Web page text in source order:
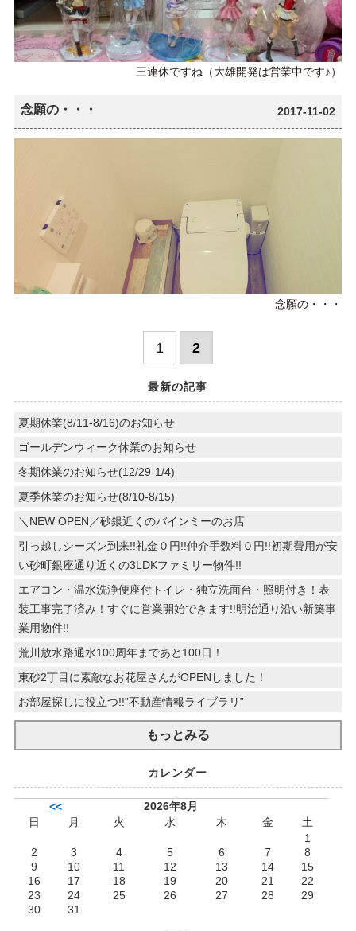
三連休ですね（大雄開発は営業中です♪）
念願の・・・ 2017-11-02
念願の・・・
1 2
最新の記事
夏期休業(8/11-8/16)のお知らせ
ゴールデンウィーク休業のお知らせ
冬期休業のお知らせ(12/29-1/4)
夏季休業のお知らせ(8/10-8/15)
＼NEW OPEN／砂銀近くのバインミーのお店
引っ越しシーズン到来!!礼金０円!!仲介手数料０円!!初期費用が安
い砂町銀座通り近くの3LDKファミリー物件!!
エアコン・温水洗浄便座付トイレ・独立洗面台・照明付き！表
装工事完了済み！すぐに営業開始できます!!明治通り沿い新築事
業用物件!!
荒川放水路通水100周年まであと100日！
東砂2丁目に素敵なお花屋さんがOPENしました！
お部屋探しに役立つ!!”不動産情報ライブラリ”
もっとみる
カレンダー
<<
2026年8月
日
月 火 水 木 金
土
1
2
3 4 5 6 7
8
9
10 11 12 13 14
15
16
17 18 19 20 21
22
23
24 25 26 27 28
29
30
31